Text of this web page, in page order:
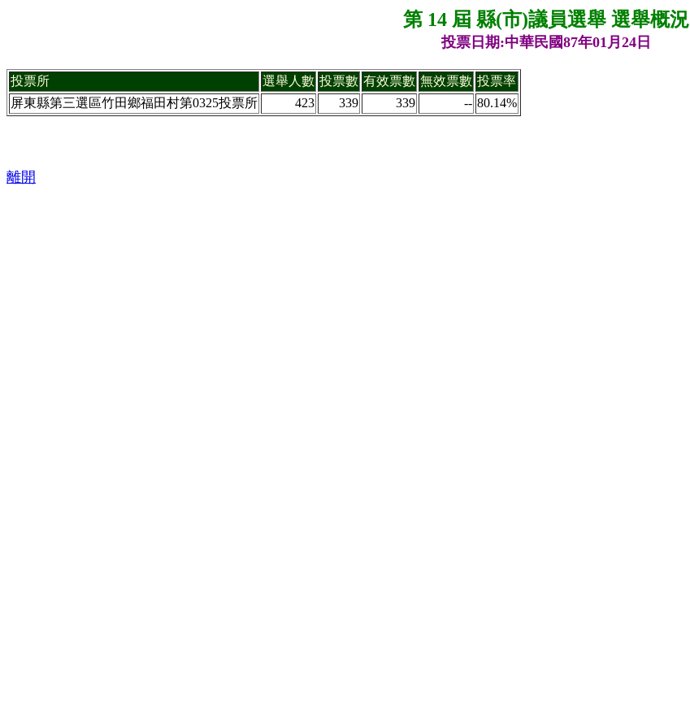
第 14 屆 縣(市)議員選舉 選舉概況
投票日期:中華民國87年01月24日
投票所 選舉人數 投票數 有效票數 無效票數 投票率
屏東縣第三選區竹田鄉福田村第0325投票所
423 339 339 -- 80.14%
離開